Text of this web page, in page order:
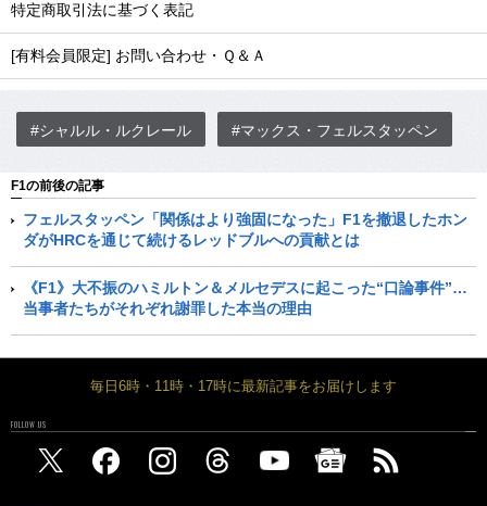
特定商取引法に基づく表記
[有料会員限定] お問い合わせ・Ｑ＆Ａ
#シャルル・ルクレール #マックス・フェルスタッペン
F1の前後の記事
フェルスタッペン「関係はより強固になった」F1を撤退したホン
ダがHRCを通じて続けるレッドブルへの貢献とは
《F1》大不振のハミルトン＆メルセデスに起こった“口論事件”…
当事者たちがそれぞれ謝罪した本当の理由
毎日6時・11時・17時に最新記事をお届けします
FOLLOW US